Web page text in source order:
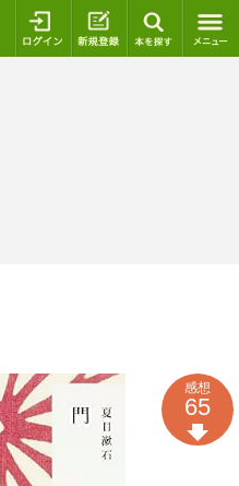
ログイン 新規登録
感想
65